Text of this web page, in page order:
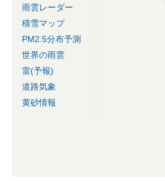
雨雲レーダー
積雪マップ
PM2.5分布予測
世界の雨雲
雷(予報)
道路気象
黄砂情報